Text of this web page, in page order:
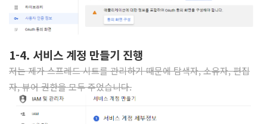
1-4. 서비스 계정 만들기 진행
저는 제가 스프레드 시트를 관리하기 때문에 탐색자, 소유자, 편집
자, 뷰어 권한을 모두 주었습니다.